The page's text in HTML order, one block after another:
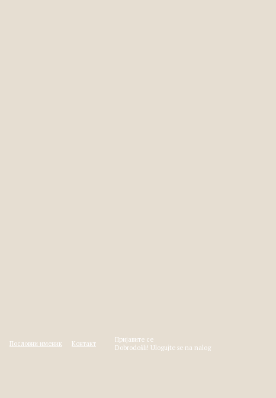
Пословни именик Контакт
Пријавите се
Dobrodošli! Ulogujte se na nalog